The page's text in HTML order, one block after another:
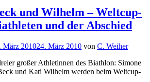
und Wilhelm – Weltcup-
und der Abschied
März 201024. März 2010 von C. Weiher
großer Athletinnen des Biathlon: Simone
und Kati Wilhelm werden beim Weltcup-